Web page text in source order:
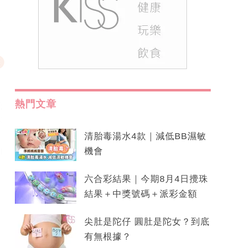
熱門文章
清胎毒湯水4款｜減低BB濕敏
機會
六合彩結果｜今期8月4日攪珠
結果＋中獎號碼＋派彩金額
尖肚是陀仔 圓肚是陀女？到底
有無根據？